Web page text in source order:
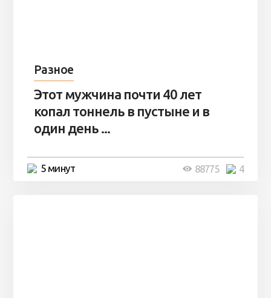
Разное
Этот мужчина почти 40 лет
копал тоннель в пустыне и в
один день ...
5 минут 4
88775